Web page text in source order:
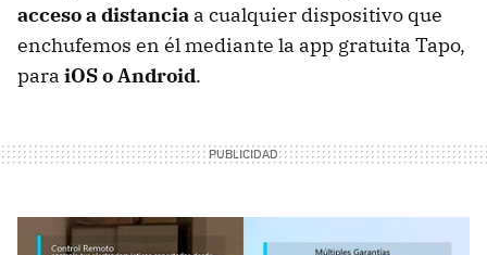
acceso a distancia a cualquier dispositivo que
enchufemos en él mediante la app gratuita Tapo,
para iOS o Android.